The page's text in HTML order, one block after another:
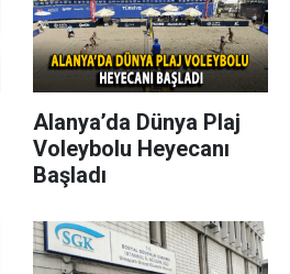
Alanya’da Dünya Plaj
Voleybolu Heyecanı
Başladı